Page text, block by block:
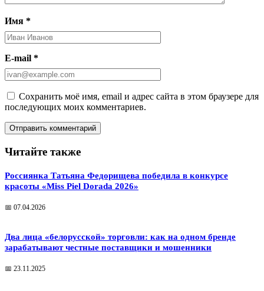
Имя *
E-mail *
Сохранить моё имя, email и адрес сайта в этом браузере для
последующих моих комментариев.
Читайте также
Россиянка Татьяна Федорищева победила в конкурсе
красоты «Miss Piel Dorada 2026»
📅 07.04.2026
Два лица «белорусской» торговли: как на одном бренде
зарабатывают честные поставщики и мошенники
📅 23.11.2025